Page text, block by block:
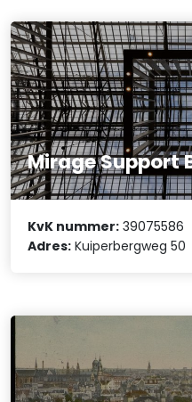
Mirage Support
KvK nummer: 39075586
Adres: Kuiperbergweg 50